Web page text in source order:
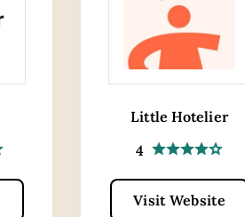
Little Hotelier
4
Visit Website